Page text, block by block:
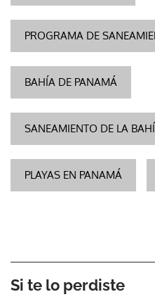
PROGRAMA DE
BAHÍA DE PANAMÁ
SANEAMIENTO DE LA
PLAYAS EN PANAMÁ
Si te lo perdiste